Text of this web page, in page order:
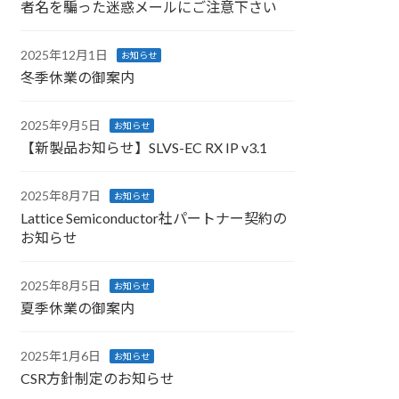
者名を騙った迷惑メールにご注意下さい
2025年12月1日 お知らせ
冬季休業の御案内
2025年9月5日 お知らせ
【新製品お知らせ】SLVS-EC RX IP v3.1
2025年8月7日 お知らせ
Lattice Semiconductor社パートナー契約の
お知らせ
2025年8月5日 お知らせ
夏季休業の御案内
2025年1月6日 お知らせ
CSR方針制定のお知らせ